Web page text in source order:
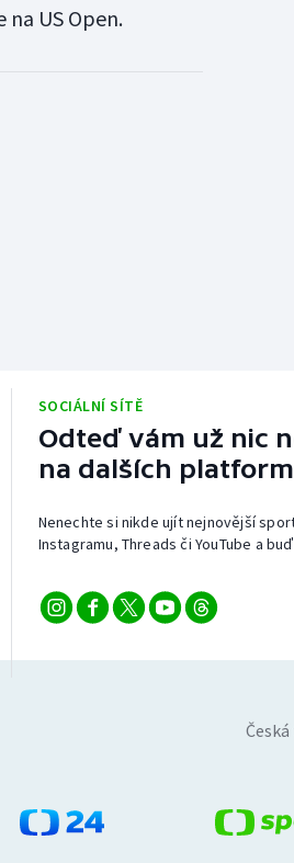
US Open.
SOCIÁLNÍ SÍTĚ
Odteď vám už nic
na dalších
Nenechte si nikde ujít nejnovější
Instagramu, Threads či YouTube a